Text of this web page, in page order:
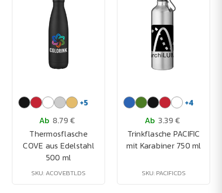
+5
Ab 8.79 €
Thermosflasche
COVE aus Edelstahl
500 ml
SKU: ACOVEBTLDS
+4
Ab 3.39 €
Trinkflasche PACIFIC
mit Karabiner 750 ml
SKU: PACIFICDS